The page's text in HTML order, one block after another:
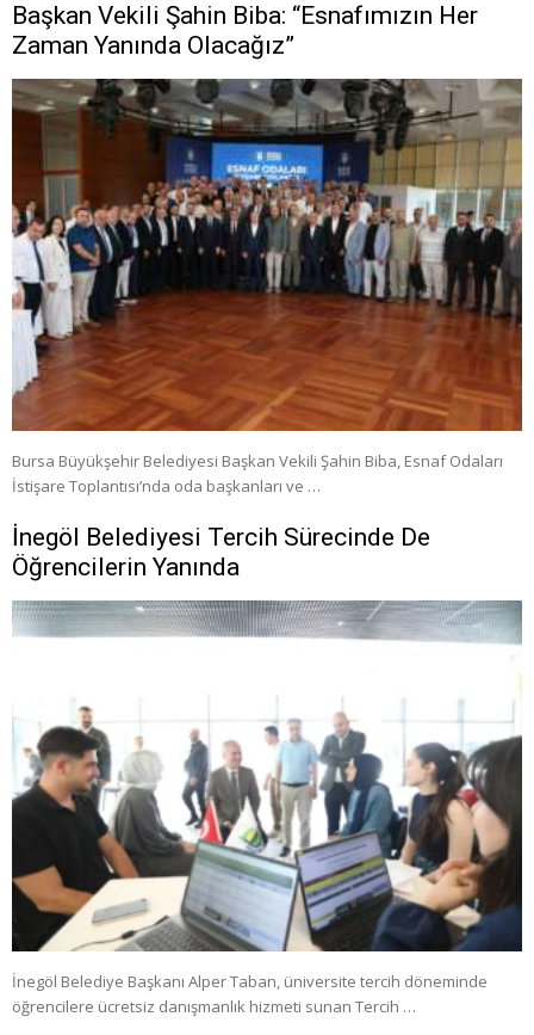
Başkan Vekili Şahin Biba: “Esnafımızın Her
Zaman Yanında Olacağız”
Bursa Büyükşehir Belediyesi Başkan Vekili Şahin Biba, Esnaf Odaları
İstişare Toplantısı’nda oda başkanları ve …
İnegöl Belediyesi Tercih Sürecinde De
Öğrencilerin Yanında
İnegöl Belediye Başkanı Alper Taban, üniversite tercih döneminde
öğrencilere ücretsiz danışmanlık hizmeti sunan Tercih …